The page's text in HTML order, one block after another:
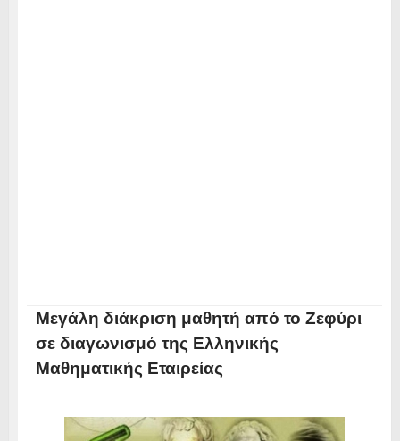
Μεγάλη διάκριση μαθητή από το Ζεφύρι
σε διαγωνισμό της Ελληνικής
Μαθηματικής Εταιρείας